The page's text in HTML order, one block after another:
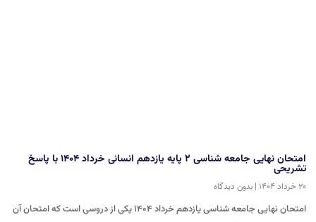
امتحان نهایی جامعه شناسی ۲ پایه یازدهم انسانی خرداد ۱۴۰۴ با پاسخ
تشریحی
۲۰ خرداد ۱۴۰۴ بدون دیدگاه
امتحان نهایی جامعه شناسی یازدهم خرداد ۱۴۰۴ یکی از دروسی است که امتحان آن